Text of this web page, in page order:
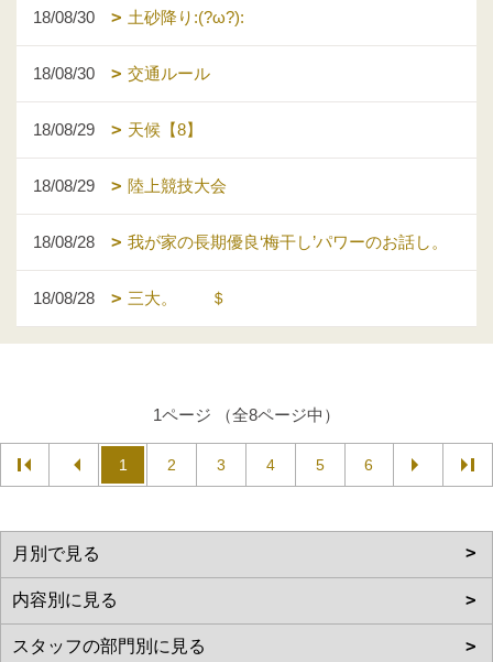
18/08/30 土砂降り:(?ω?):
18/08/30 交通ルール
18/08/29 天候【8】
18/08/29 陸上競技大会
18/08/28 我が家の長期優良‘梅干し’パワーのお話し。
18/08/28 三大。 ＄
1ページ （全8ページ中）
1 2 3 4 5 6